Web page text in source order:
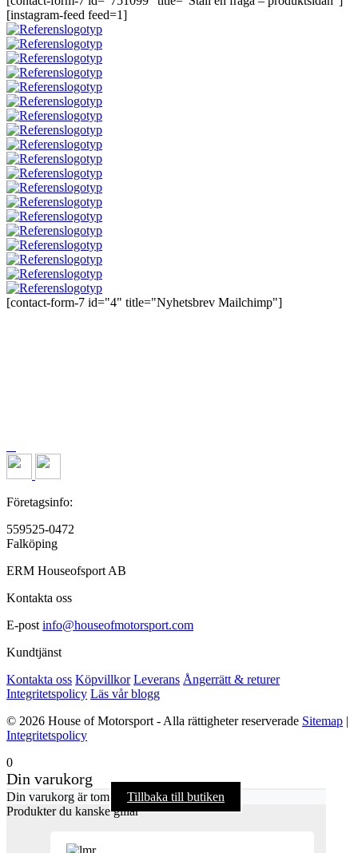
[instagram-feed feed=1]
[contact-form-7 id="4" title="Nyhetsbrev Mailchimp"]
Företagsinfo:
559525-0472
Falköping
ERM Houseofsport AB
Kontakta oss
E-post info@houseofmotorsport.com
Kundtjänst
Kontakta oss Köpvillkor Leverans Ångerrätt & returer
Integritetspolicy Läs vår blogg
© 2026 House of Motorsport - Alla rättigheter reserverade Sitemap |
Integritetspolicy
0
Din varukorg
Din varukorg är tom
Tillbaka till butiken
Produkter du kanske gillar